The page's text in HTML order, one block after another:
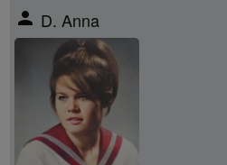
person D. Anna